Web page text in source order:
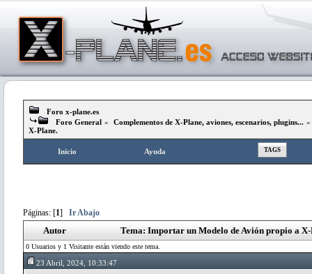
Foro x-plane.es
Foro General » Complementos de X-Plane, aviones, escenarios, plugins... »
X-Plane.
Inicio Ayuda TAGS
Páginas: [1] Ir Abajo
Autor Tema: Importar un Modelo de Avión propio a
0 Usuarios y 1 Visitante están viendo este tema.
23 Abril, 2024, 10:33:47